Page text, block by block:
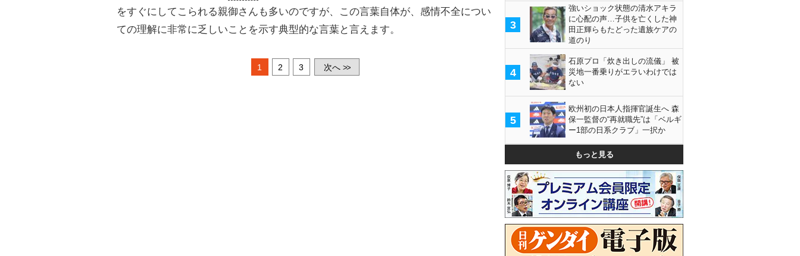
をすぐにしてこられる親御さんも多いのですが、この言葉自体が、感情不全につい
ての理解に非常に乏しいことを示す典型的な言葉と言えます。
1 2 3 次へ >>
3
強いショック状態の清水アキラ
に心配の声…子供を亡くした神
田正輝らもたどった遺族ケアの
道のり
4
石原プロ「炊き出しの流儀」 被
災地一番乗りがエラいわけでは
ない
5
欧州初の日本人指揮官誕生へ 森
保一監督の“再就職先”は「ベルギ
ー1部の日系クラブ」一択か
もっと見る